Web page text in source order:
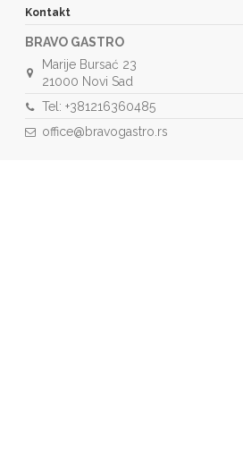
Kontakt
BRAVO GASTRO
Marije Bursać 23
21000 Novi Sad
Tel: +381216360485
office@bravogastro.rs